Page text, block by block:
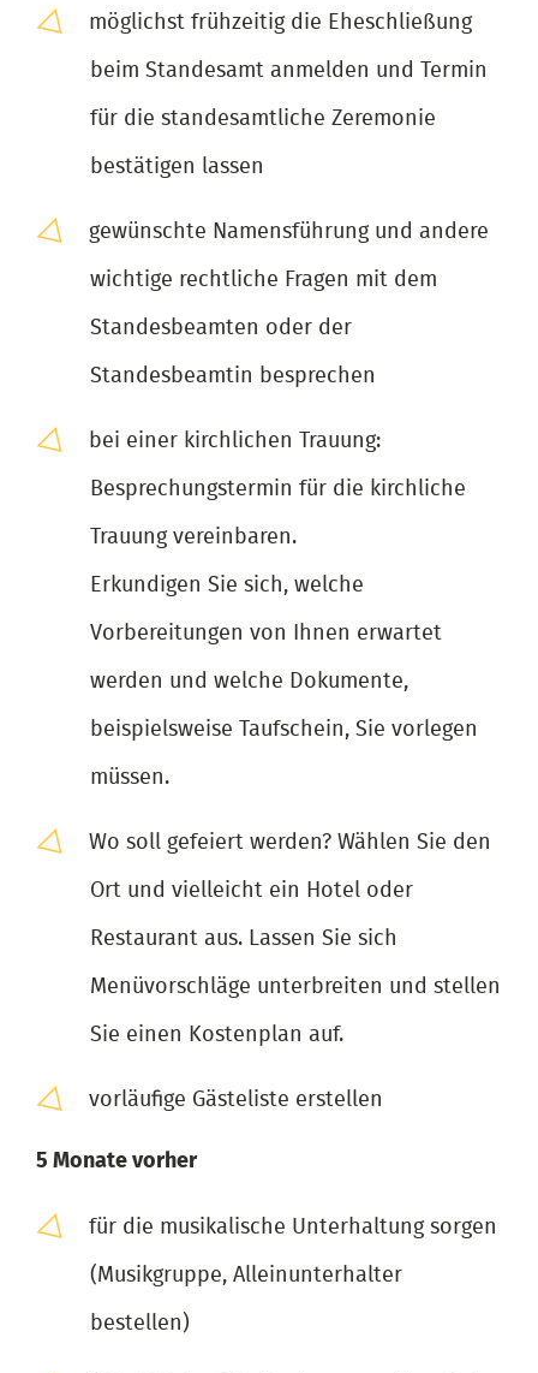
möglichst frühzeitig die Eheschließung
beim Standesamt anmelden und Termin
für die standesamtliche Zeremonie
bestätigen lassen
gewünschte Namensführung und andere
wichtige rechtliche Fragen mit dem
Standesbeamten oder der
Standesbeamtin besprechen
bei einer kirchlichen Trauung:
Besprechungstermin für die kirchliche
Trauung vereinbaren.
Erkundigen Sie sich, welche
Vorbereitungen von Ihnen erwartet
werden und welche Dokumente,
beispielsweise Taufschein, Sie vorlegen
müssen.
Wo soll gefeiert werden? Wählen Sie den
Ort und vielleicht ein Hotel oder
Restaurant aus. Lassen Sie sich
Menüvorschläge unterbreiten und stellen
Sie einen Kostenplan auf.
vorläufige Gästeliste erstellen
5 Monate vorher
für die musikalische Unterhaltung sorgen
(Musikgruppe, Alleinunterhalter
bestellen)